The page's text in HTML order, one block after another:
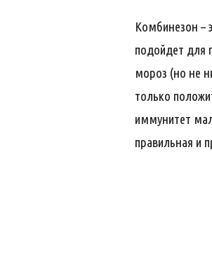
Комбинезон –
подойдет для
мороз (но не
только
иммунитет
правильная и